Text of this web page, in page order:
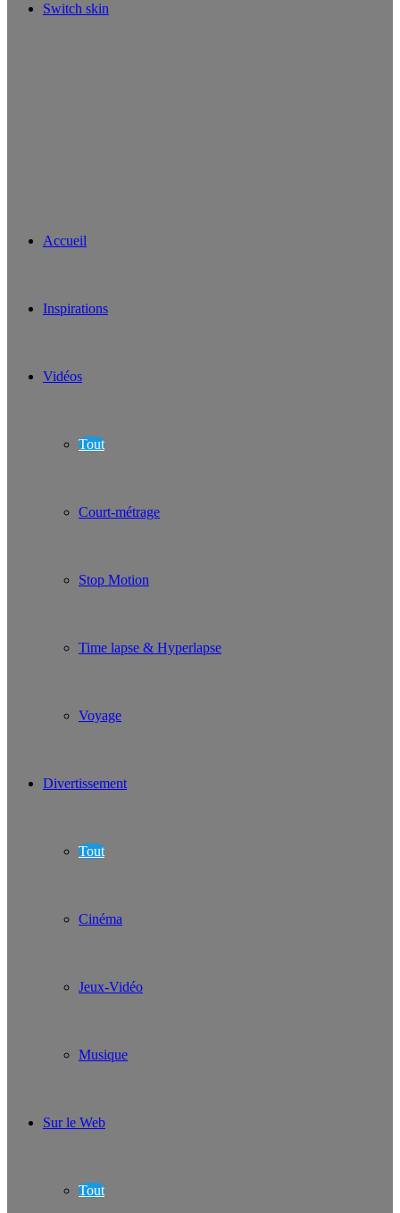
Switch skin
Accueil
Inspirations
Vidéos
Tout
Court-métrage
Stop Motion
Time lapse & Hyperlapse
Voyage
Divertissement
Tout
Cinéma
Jeux-Vidéo
Musique
Sur le Web
Tout